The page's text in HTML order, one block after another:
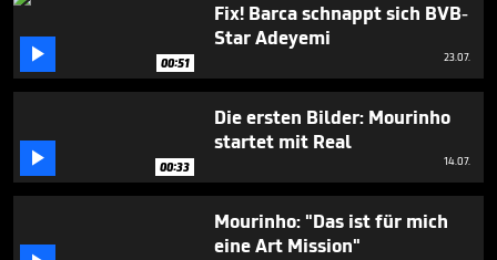
 00:51
Fix! Barca schnappt sich BVB-
Star Adeyemi
23.07.
 00:33
Die ersten Bilder: Mourinho
startet mit Real
14.07.
Mourinho: "Das ist für mich
eine Art Mission"